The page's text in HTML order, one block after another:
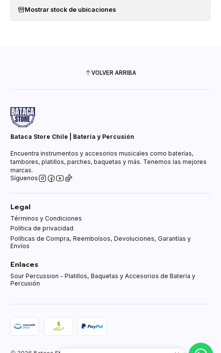
Mostrar stock de ubicaciones
VOLVER ARRIBA
Bataca Store Chile | Batería y Percusión
Encuentra instrumentos y accesorios musicales como baterías,
tambores, platillos, parches, baquetas y más. Tenemos las mejores
marcas.
Síguenos
Legal
Términos y Condiciones
Política de privacidad
Políticas de Compra, Reembolsos, Devoluciones, Garantías y
Envíos
Enlaces
Sour Percussion - Platillos, Baquetas y Accesorios de Batería y
Percusión